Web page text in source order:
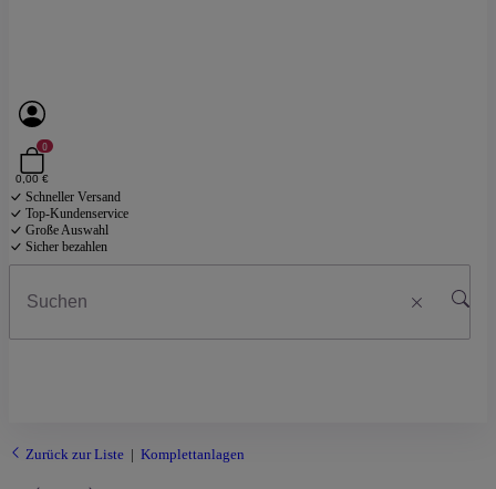
0
0,00 €
Schneller Versand
Top-Kundenservice
Große Auswahl
Sicher bezahlen
Zurück zur Liste Komplettanlagen